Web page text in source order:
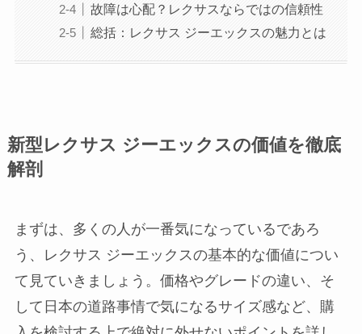
故障は心配？レクサスならではの信頼性
総括：レクサス ジーエックスの魅力とは
新型レクサス ジーエックスの価値を徹底
解剖
まずは、多くの人が一番気になっているであろ
う、レクサス ジーエックスの基本的な価値につい
て見ていきましょう。価格やグレードの違い、そ
して日本の道路事情で気になるサイズ感など、購